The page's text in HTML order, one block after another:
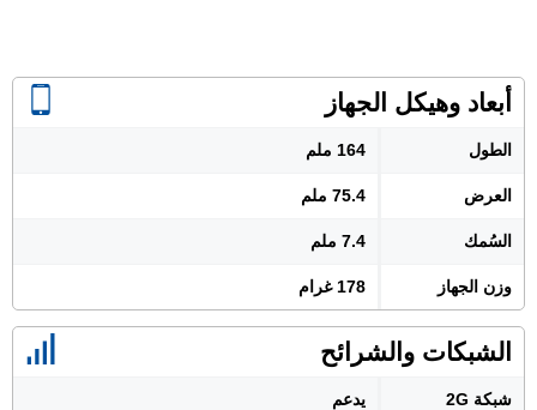
أبعاد وهيكل الجهاز
الطول 164 ملم
العرض 75.4 ملم
السُمك 7.4 ملم
وزن الجهاز 178 غرام
الشبكات والشرائح
شبكة 2G يدعم